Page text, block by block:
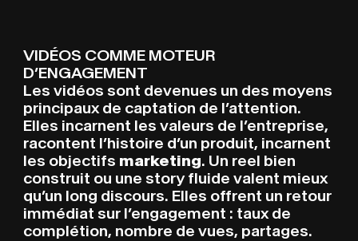
VIDÉOS COMME MOTEUR
D’ENGAGEMENT
Les vidéos sont devenues un des moyens
principaux de captation de l’attention.
Elles incarnent les valeurs de l’entreprise,
racontent l’histoire d’un produit, incarnent
les objectifs marketing. Un reel bien
construit ou une story fluide valent mieux
qu’un long discours. Elles offrent un retour
immédiat sur l’engagement : taux de
complétion, nombre de vues, partages.